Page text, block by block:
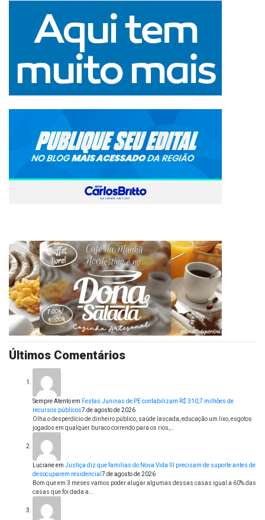
Últimos Comentários
Sempre Atentoem Festas Juninas de PE contabilizam R$ 310,7 milhões de
recursos públicos7 de agosto de 2026
Olha o desperdício de dinheiro público, saúde lascada, educação um lixo, esgotos
jogados em qualquer buraco correndo para os rios,…
Lucianeem Justiça diz que famílias do Nova Vida III precisam de suporte antes de
desocuparem residencial 7 de agosto de 2026
Bom que em 3 meses vamos poder alugar algumas dessas casas igual a 60% das
casas que foi dada a…